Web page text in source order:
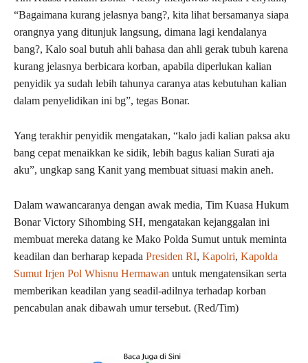
“Bagaimana kurang jelasnya bang?, kita lihat bersamanya siapa
orangnya yang ditunjuk langsung, dimana lagi kendalanya
bang?, Kalo soal butuh ahli bahasa dan ahli gerak tubuh karena
kurang jelasnya berbicara korban, apabila diperlukan kalian
penyidik ya sudah lebih tahunya caranya atas kebutuhan kalian
dalam penyelidikan ini bg”, tegas Bonar.
Yang terakhir penyidik mengatakan, “kalo jadi kalian paksa aku
bang cepat menaikkan ke sidik, lebih bagus kalian Surati aja
aku”, ungkap sang Kanit yang membuat situasi makin aneh.
Dalam wawancaranya dengan awak media, Tim Kuasa Hukum
Bonar Victory Sihombing SH, mengatakan kejanggalan ini
membuat mereka datang ke Mako Polda Sumut untuk meminta
keadilan dan berharap kepada Presiden RI, Kapolri, Kapolda
Sumut Irjen Pol Whisnu Hermawan untuk mengatensikan serta
memberikan keadilan yang seadil-adilnya terhadap korban
pencabulan anak dibawah umur tersebut. (Red/Tim)